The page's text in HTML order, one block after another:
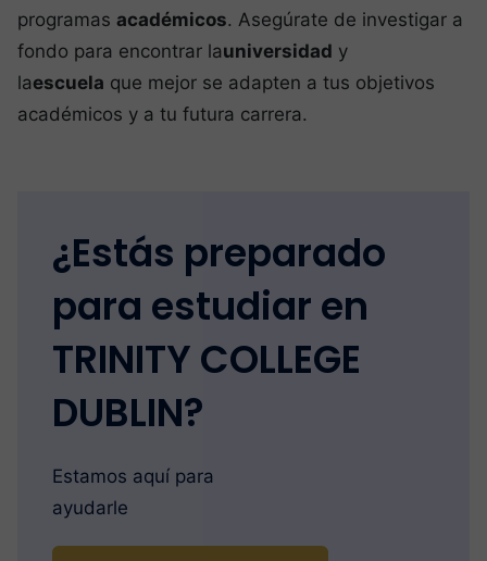
programas académicos. Asegúrate de investigar a
fondo para encontrar launiversidad y
laescuela que mejor se adapten a tus objetivos
académicos y a tu futura carrera.
¿Estás preparado
para estudiar en
TRINITY COLLEGE
DUBLIN?
Estamos aquí para
ayudarle